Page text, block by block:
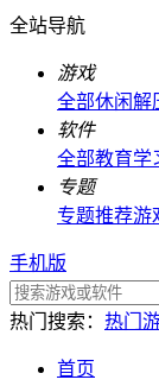
全站导航
游戏
全部休闲解
软件
全部教育学
专题
专题推荐游
手机版
热门搜索： 热门
首页